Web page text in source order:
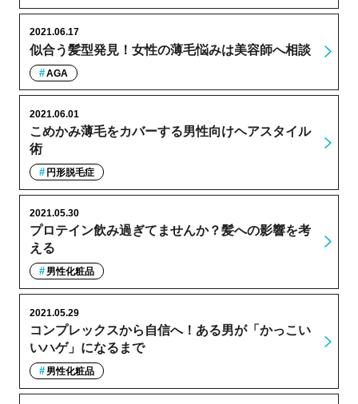
似合う髪型発見！女性の薄毛悩みは美容師へ相談
2021.06.17
AGA
こめかみ薄毛をカバーする男性向けヘアスタイル
術
2021.06.01
円形脱毛症
プロテイン飲み過ぎてませんか？髪への影響を考
える
2021.05.30
男性化粧品
コンプレックスから自信へ！ある男が「かっこい
いハゲ」になるまで
2021.05.29
男性化粧品